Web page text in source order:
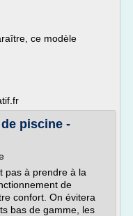
ce modèle
piscine -
pas à prendre à la
de
confort. On évitera
bas de gamme, les